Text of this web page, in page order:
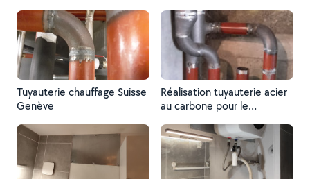
Tuyauterie chauffage Suisse
Genève
Réalisation tuyauterie acier
au carbone pour le